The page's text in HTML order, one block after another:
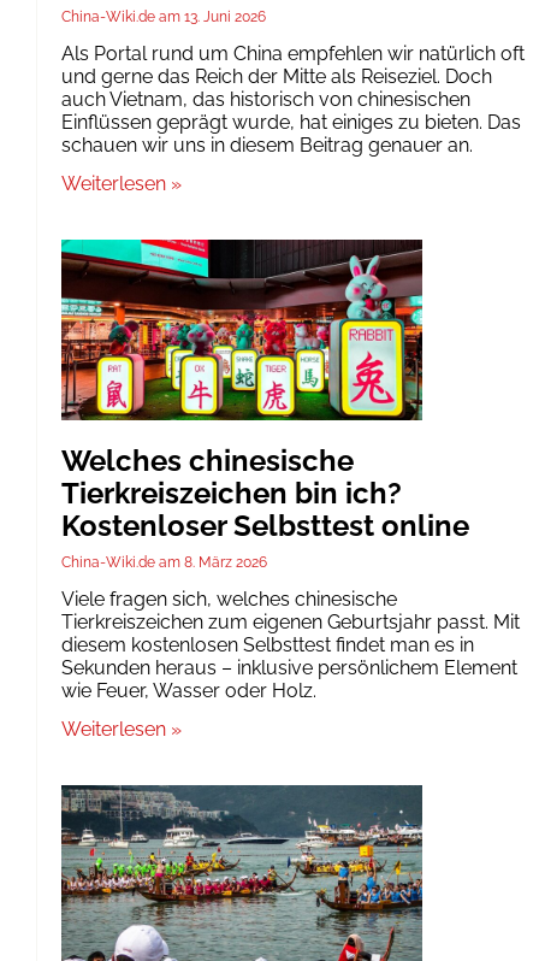
China-Wiki.de 13. Juni 2026
Als Portal rund um China empfehlen wir natürlich oft
und gerne das Reich der Mitte als Reiseziel. Doch
auch Vietnam, das historisch von chinesischen
Einflüssen geprägt wurde, hat einiges zu bieten. Das
schauen wir uns in diesem Beitrag genauer an.
Weiterlesen »
Welches chinesische
Tierkreiszeichen bin ich?
Kostenloser Selbsttest online
China-Wiki.de 8. März 2026
Viele fragen sich, welches chinesische
Tierkreiszeichen zum eigenen Geburtsjahr passt. Mit
diesem kostenlosen Selbsttest findet man es in
Sekunden heraus – inklusive persönlichem Element
wie Feuer, Wasser oder Holz.
Weiterlesen »